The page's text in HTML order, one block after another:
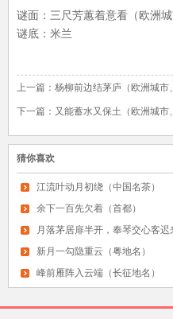
谜面：三尺芳蕙着意看（欧洲城
谜底：米兰
上一篇： 杨柳前边结茅庐（欧洲城市
下一篇： 又能蓄水又保土（欧洲城市
猜你喜欢
江流叶动月初绕（中国名茶）
余下一百先欠着（首都）
月落茅居扉半开，奉琴交心客迟
新月一勾隐重云（粤地名）
峰前雁阵入云端（长征地名）